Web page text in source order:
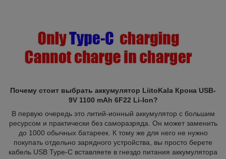
Почему стоит выбрать аккумулятор LiitoKala Крона USB-
9V 1100 mAh 6F22 Li-Ion?
В первую очередь это литий-ионный аккумулятор с большим
ресурсом и практически без саморазряда. Он может заменить
до 1000 обычных батареек. К тому же для него не нужно
покупать отдельно зарядного устройства, вы просто берете
кабель USB Type-C вставляете в гнездо питания аккумулятора